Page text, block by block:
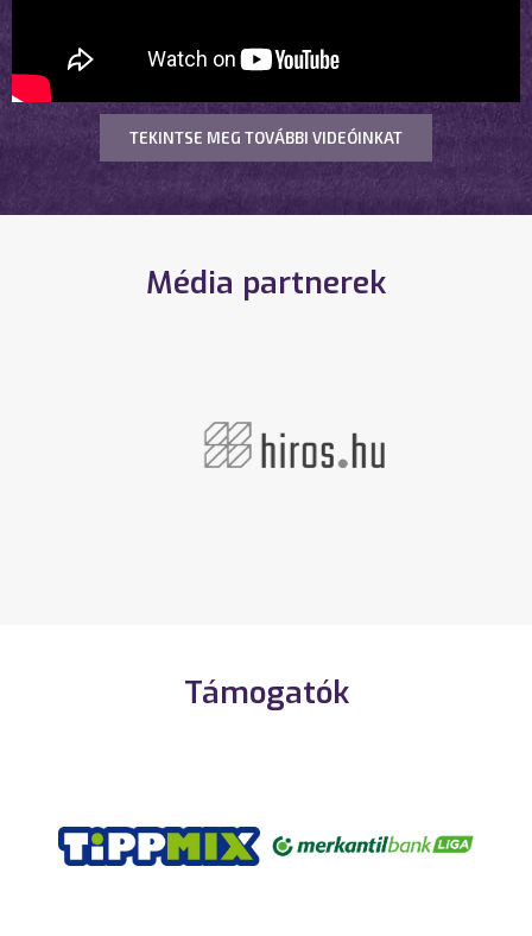
TEKINTSE MEG TOVÁBBI VIDEÓINKAT
Média partnerek
Támogatók